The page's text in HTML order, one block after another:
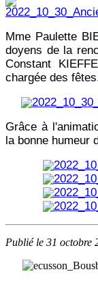
Mme Paulette
doyens de la
Constant
chargée des
Grâce à
la bonne humeur
Publié le 31 octobre